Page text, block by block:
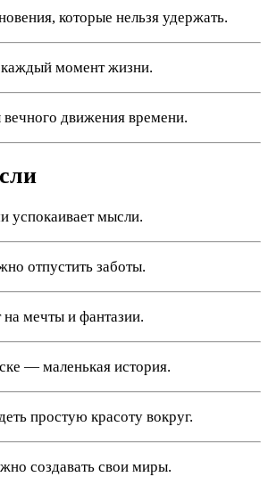
которые нельзя удержать.
момент жизни.
движения времени.
успокаивает мысли.
отпустить заботы.
мечты и фантазии.
— маленькая история.
простую красоту вокруг.
создавать свои миры.